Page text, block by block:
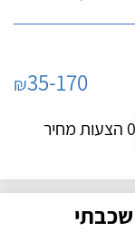
₪35-170
0 הצעות מחיר